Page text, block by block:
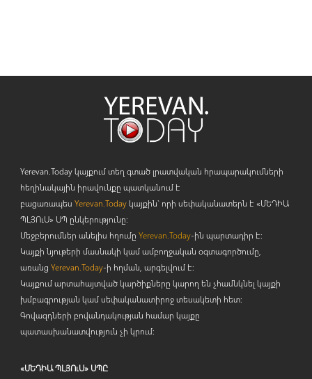
Yerevan.Today կայքում տեղ գտած լրատվական հրապարակումների
հեղինակային իրավունքը պատկանում է
բացառապես Yerevan.Todayկայքին` որի սեփականատերն է «ՄԵԴԻԱ
ՊԼՅՈւՍ» ՍՊ ընկերությունը։
Մեջբերումներ անելիս հղումը Yerevan.Today-ին պարտադիր է:
Կայքի նյութերի մասնակի կամ ամբողջական օգտագործումը,
առանց Yerevan.Today-ի հղման, արգելվում է:
Կայքում արտահայտված կարծիքները կարող են չհամնկնել կայքի
խմբագրության կամ սեփականատիրոջ տեսակետի հետ:
Գովազդների բովանդակության համար կայքը
պատասխանատվություն չի կրում:
«ՄԵԴԻԱ ՊԼՅՈւՍ» ՍՊԸ